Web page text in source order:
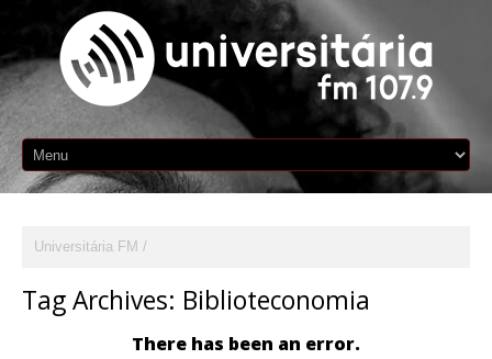
Universitária FM
Tag Archives: Biblioteconomia
There has been an error.